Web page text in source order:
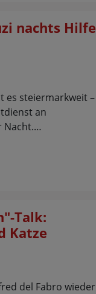
nachts Hilfe
es steiermarkweit –
an
Nacht.…
Talk:
Katze
del Fabro wieder